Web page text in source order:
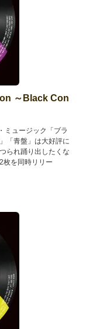
～Black Con
ミュージック「ブラ
「青盤」は大好評に
られ踊り出したくな
枚を同時リリー